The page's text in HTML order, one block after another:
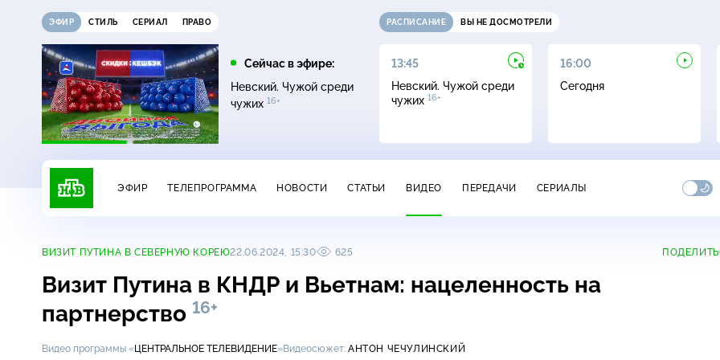
ЭФИР СТИЛЬ СЕРИАЛ ПРАВО
Сейчас в эфире:
Невский. Чужой среди
чужих 16+
РАСПИСАНИЕ ВЫ НЕ ДОСМОТРЕЛИ
12:00
Жди меня16+
13:00
Сегодня
13:45
Невский. Чужой среди
чужих 16+
16:00
Сегодня
ЭФИР ТЕЛЕПРОГРАММА НОВОСТИ СТАТЬИ ВИДЕО ПЕРЕДАЧИ СЕРИАЛЫ
ВИЗИТ ПУТИНА В СЕВЕРНУЮ КОРЕЮ22.06.2024, 15:30 625
Визит Путина в КНДР и Вьетнам: нацеленность на
партнерство 16+
Видео программы «ЦЕНТРАЛЬНОЕ ТЕЛЕВИДЕНИЕ»Видеосюжет: АНТОН ЧЕЧУЛИНСКИЙ